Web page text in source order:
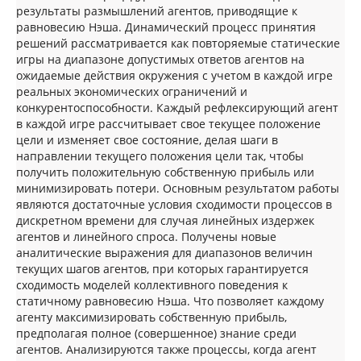
результаты размышлений агентов, приводящие к
равновесию Нэша. Динамический процесс принятия
решений рассматривается как повторяемые статические
игры на диапазоне допустимых ответов агентов на
ожидаемые действия окружения с учетом в каждой игре
реальных экономических ограничений и
конкурентоспособности. Каждый рефлексирующий агент
в каждой игре рассчитывает свое текущее положение
цели и изменяет свое состояние, делая шаги в
направлении текущего положения цели так, чтобы
получить положительную собственную прибыль или
минимизировать потери. Основным результатом работы
являются достаточные условия сходимости процессов в
дискретном времени для случая линейных издержек
агентов и линейного спроса. Получены новые
аналитические выражения для диапазонов величин
текущих шагов агентов, при которых гарантируется
сходимость моделей коллективного поведения к
статичному равновесию Нэша. Что позволяет каждому
агенту максимизировать собственную прибыль,
предполагая полное (совершенное) знание среди
агентов. Анализируются также процессы, когда агент